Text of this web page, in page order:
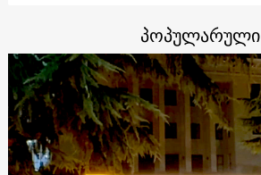
პოპულარული